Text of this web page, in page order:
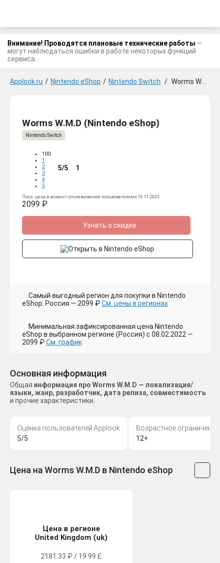
Внимание! Проводятся плановые технические работы —
могут наблюдаться ошибки в работе некоторых функций
сервиса.
Applook.ru / Nintendo eShop / Nintendo Switch / Worms W.M.D
Worms W.M.D (Nintendo eShop)
Nintendo Switch
100
1
2
3
4
5
5/5 1
Посл. цена в момент отслеживания пользователями 16.11.2023
2099 ₽
Узнать о скидке
Самый выгодный регион для покупки в Nintendo
eShop: Россия — 2099 ₽ См. цены в регионах
Минимальная зафиксированная цена Nintendo
eShop в выбранном регионе (Россия) с 08.02.2022 —
2099 ₽ См. график
Основная информация
Общая информация про Worms W.M.D — локализация/
языки, жанр, разработчик, дата релиза, совместимость
и прочие характеристики.
Оценка пользователей Applook
5/5
Возрастное ограничение
12+
Цена на Worms W.M.D в Nintendo eShop
Цена в регионе
United Kingdom (uk)
2181.33 ₽ / 19.99 £